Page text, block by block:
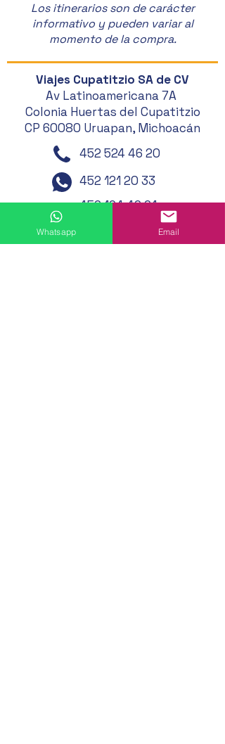
Los itinerarios son de carácter
informativo y pueden variar al
momento de la compra.
Viajes Cupatitzio SA de CV
Av Latinoamericana 7A
Colonia Huertas del Cupatitzio
CP 60080 Uruapan, Michoacán
452 524 46 20
452 121 20 33
452 194 49 24
Whatsapp Email